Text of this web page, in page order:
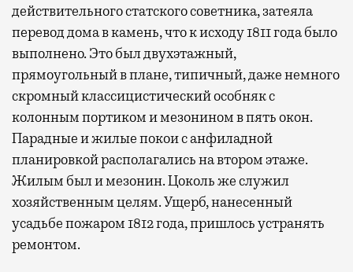
действительного статского советника, затеяла
перевод дома в камень, что к исходу 1811 года было
выполнено. Это был двухэтажный,
прямоугольный в плане, типичный, даже немного
скромный классицистический особняк с
колонным портиком и мезонином в пять окон.
Парадные и жилые покои с анфиладной
планировкой располагались на втором этаже.
Жилым был и мезонин. Цоколь же служил
хозяйственным целям. Ущерб, нанесенный
усадьбе пожаром 1812 года, пришлось устранять
ремонтом.